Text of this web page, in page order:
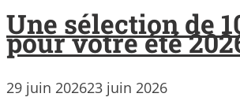
Une sélection de
pour votre été
29 juin 202623 juin 2026